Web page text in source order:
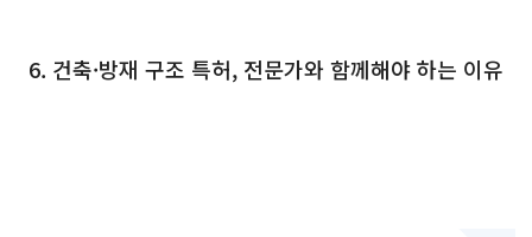
6. 건축·방재 구조 특허, 전문가와 함께해야 하는 이유